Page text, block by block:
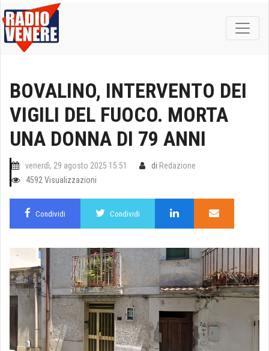
BOVALINO, INTERVENTO DEI
VIGILI DEL FUOCO. MORTA
UNA DONNA DI 79 ANNI
venerdì, 29 agosto 2025 15:51 di Redazione
4592 Visualizzazioni
Condividi Condividi